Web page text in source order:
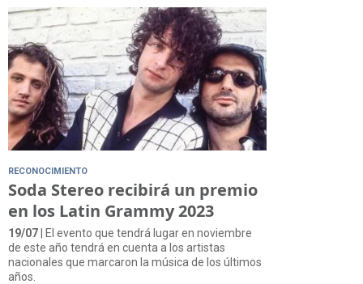
RECONOCIMIENTO
Soda Stereo recibirá un premio
en los Latin Grammy 2023
19/07| El evento que tendrá lugar en noviembre
de este año tendrá en cuenta a los artistas
nacionales que marcaron la música de los últimos
años.